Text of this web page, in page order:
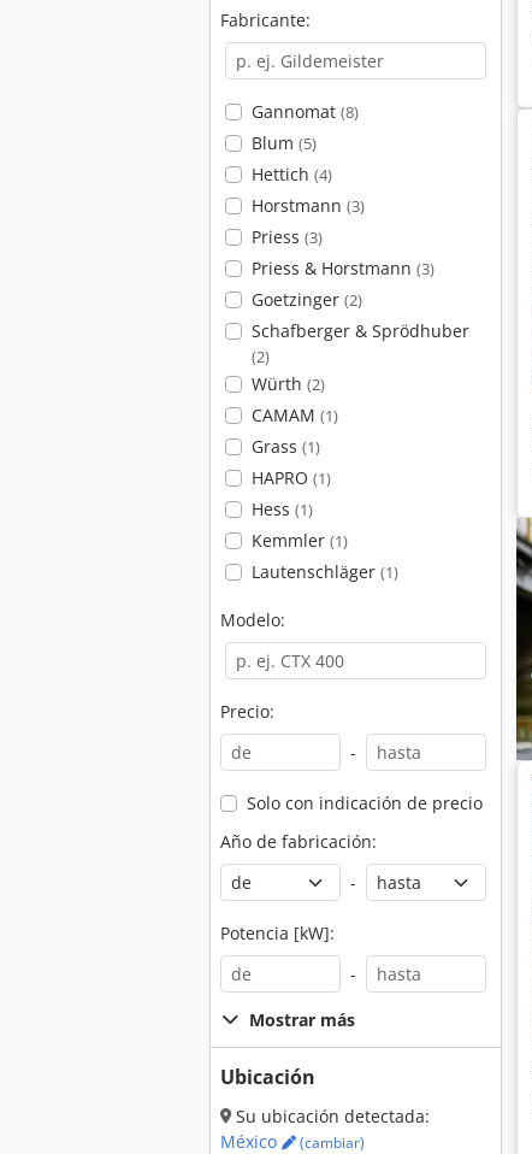
Fabricante:
Gannomat (8)
Blum (5)
Hettich (4)
Horstmann (3)
Priess (3)
Priess & Horstmann (3)
Goetzinger (2)
Schafberger & Sprödhuber
(2)
Würth (2)
CAMAM (1)
Grass (1)
HAPRO (1)
Hess (1)
Kemmler (1)
Lautenschläger (1)
Modelo:
Precio:
-
Solo con indicación de precio
Año de fabricación:
-
Potencia [kW]:
-
Mostrar más
Ubicación
Su ubicación detectada:
México
(cambiar)